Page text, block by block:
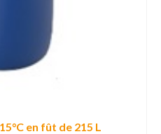
en fût de 215 L